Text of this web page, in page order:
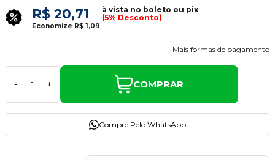
R$ 20,71
à vista no boleto ou pix
(5% Desconto)
Economize R$ 1,09
Mais formas de pagamento
- + COMPRAR
Compre Pelo WhatsApp